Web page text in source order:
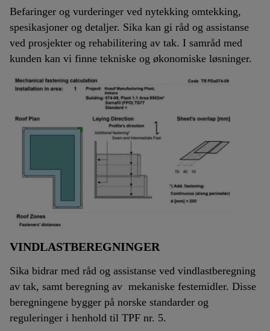
Befaringer og vurderinger ved nytekking omtekking,
spesikasjoner og detaljer. Sika kan gi råd og assistanse
ved prosjekter og rehabilitering av tak. I samråd med
kunden kan vi finne tekniske og økonomiske løsninger.
VINDLASTBEREGNINGER
Sika bidrar med råd og assistanse ved vindlastberegning
av tak, samt beregning av mekaniske festemidler. Disse
beregningene bygger på norske standarder og
reguleringer i henhold til TPF nr. 5.